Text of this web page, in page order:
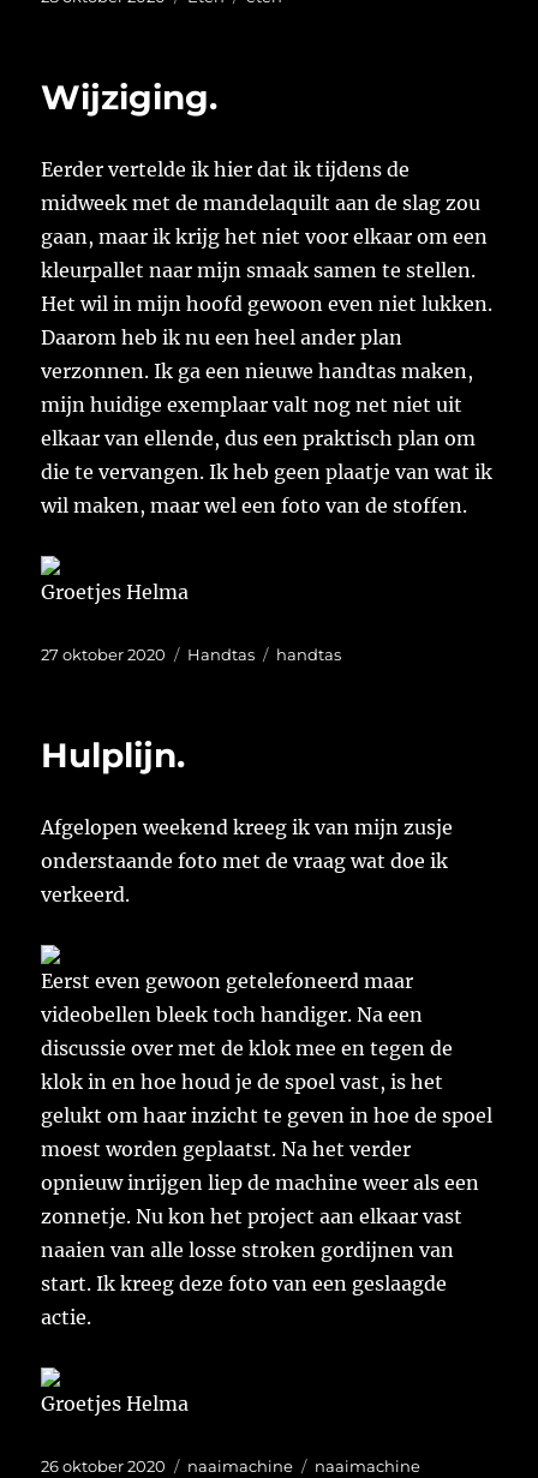
Wijziging.
Eerder vertelde ik hier dat ik tijdens de
midweek met de mandelaquilt aan de slag zou
gaan, maar ik krijg het niet voor elkaar om een
kleurpallet naar mijn smaak samen te stellen.
Het wil in mijn hoofd gewoon even niet lukken.
Daarom heb ik nu een heel ander plan
verzonnen. Ik ga een nieuwe handtas maken,
mijn huidige exemplaar valt nog net niet uit
elkaar van ellende, dus een praktisch plan om
die te vervangen. Ik heb geen plaatje van wat ik
wil maken, maar wel een foto van de stoffen.
Groetjes Helma
Geplaatst
27 oktober 2020 Categorieën
Handtas Tags
handtas
Hulplijn.
Afgelopen weekend kreeg ik van mijn zusje
onderstaande foto met de vraag wat doe ik
verkeerd.
Eerst even gewoon getelefoneerd maar
videobellen bleek toch handiger. Na een
discussie over met de klok mee en tegen de
klok in en hoe houd je de spoel vast, is het
gelukt om haar inzicht te geven in hoe de spoel
moest worden geplaatst. Na het verder
opnieuw inrijgen liep de machine weer als een
zonnetje. Nu kon het project aan elkaar vast
naaien van alle losse stroken gordijnen van
start. Ik kreeg deze foto van een geslaagde
actie.
Groetjes Helma
Geplaatst
26 oktober 2020 Categorieën
naaimachine Tags
naaimachine